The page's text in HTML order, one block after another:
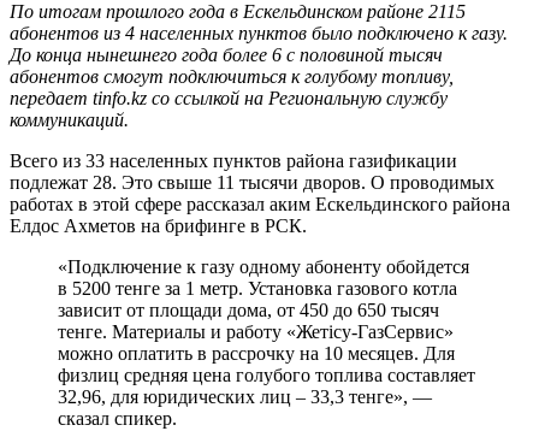
По итогам прошлого года в Ескельдинском районе 2115
абонентов из 4 населенных пунктов было подключено к газу.
До конца нынешнего года более 6 с половиной тысяч
абонентов смогут подключиться к голубому топливу,
передает tinfo.kz со ссылкой на Региональную службу
коммуникаций.
Всего из 33 населенных пунктов района газификации
подлежат 28. Это свыше 11 тысячи дворов. О проводимых
работах в этой сфере рассказал аким Ескельдинского района
Елдос Ахметов на брифинге в РСК.
«Подключение к газу одному абоненту обойдется
в 5200 тенге за 1 метр. Установка газового котла
зависит от площади дома, от 450 до 650 тысяч
тенге. Материалы и работу «Жетісу-ГазСервис»
можно оплатить в рассрочку на 10 месяцев. Для
физлиц средняя цена голубого топлива составляет
32,96, для юридических лиц – 33,3 тенге», —
сказал спикер.